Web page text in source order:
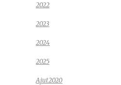
2022
2023
2024
2025
Ajut2020